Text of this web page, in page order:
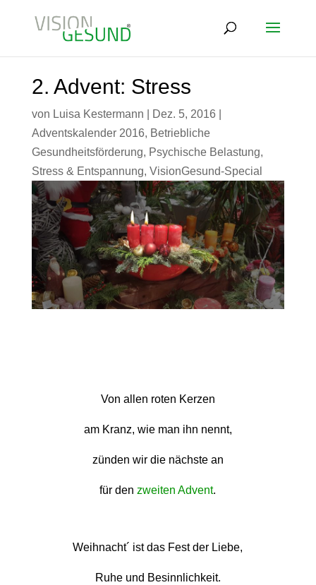
2. Advent: Stress
von Luisa Kestermann Dez. 5, 2016
Adventskalender 2016, Betriebliche
Gesundheitsförderung, Psychische Belastung,
Stress & Entspannung, VisionGesund-Special
Von allen roten Kerzen
am Kranz, wie man ihn nennt,
zünden wir die nächste an
für denzweiten Advent.
Weihnacht´ ist das Fest der Liebe,
Ruhe und Besinnlichkeit.